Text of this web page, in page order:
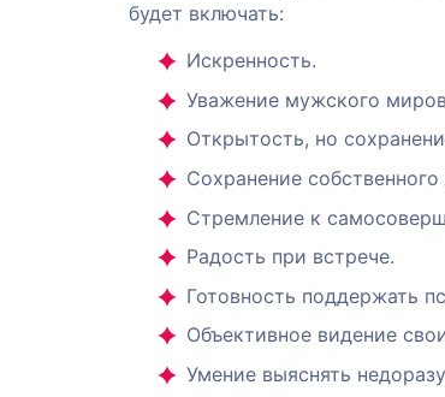
будет включать:
Искренность.
Уважение мужского
Открытость, но
Сохранение
Стремление к
Радость при встрече.
Готовность поддержать
Объективное видение
Умение выяснять